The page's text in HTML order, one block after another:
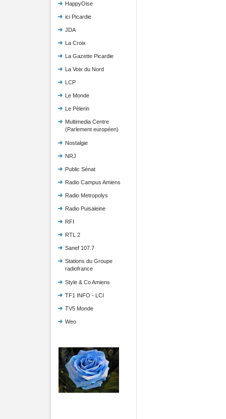
HappyOise
ici Picardie
JDA
La Croix
La Gazette Picardie
La Voix du Nord
LCP
Le Monde
Le Pèlerin
Multimedia Centre
(Parlement européen)
Nostalgie
NRJ
Public Sénat
Radio Campus Amiens
Radio Metropolys
Radio Puisaleine
RFI
RTL 2
Sanef 107.7
Stations du Groupe
radiofrance
Style & Co Amiens
TF1 INFO - LCI
TV5 Monde
Weo